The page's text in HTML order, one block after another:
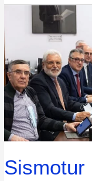
Sismotur
invitado
participar
en
el
consejo
de
administración
de
RECEVIN